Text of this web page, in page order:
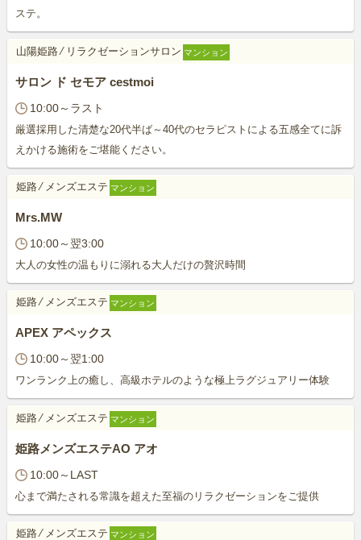
ステ。
山陽姫路⁄ リラクゼーションサロン マンション
サロン ド セモア cestmoi
10:00～ラスト
厳選採用した清楚な20代半ば～40代のセラピストによる五感全てに訴
えかける施術をご堪能ください。
姫路⁄ メンズエステ マンション
Mrs.MW
10:00～翌3:00
大人の女性の温もりに溺れる大人だけの贅沢時間
姫路⁄ メンズエステ マンション
APEX アペックス
10:00～翌1:00
ワンランク上の癒し、高級ホテルのような極上ラグジュアリー体験
姫路⁄ メンズエステ マンション
姫路メンズエステAO アオ
10:00～LAST
心まで満たされる常識を超えた至福のリラクゼーションをご提供
姫路⁄ メンズエステ マンション